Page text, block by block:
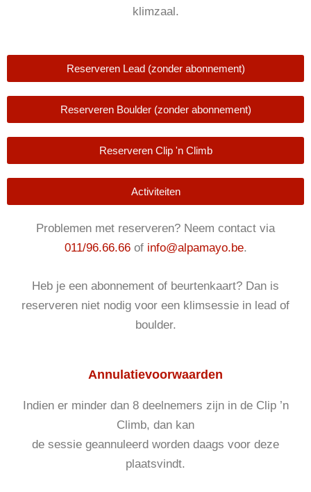
klimzaal.
Reserveren Lead (zonder abonnement)
Reserveren Boulder (zonder abonnement)
Reserveren Clip 'n Climb
Activiteiten
Problemen met reserveren? Neem contact via
011/96.66.66of info@alpamayo.be.
Heb je een abonnement of beurtenkaart? Dan is
reserveren niet nodig voor een klimsessie in lead of
boulder.
Annulatievoorwaarden
Indien er minder dan 8 deelnemers zijn in de Clip ’n
Climb, dan kan
de sessie geannuleerd worden daags voor deze
plaatsvindt.